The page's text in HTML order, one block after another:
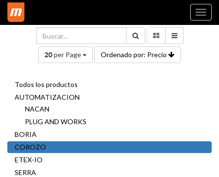
20per Page Ordenado por: Precio
Todos los productos
AUTOMATIZACION
NACAN
PLUG AND WORKS
BORIA
COROZO
ETEX-IO
SERRA